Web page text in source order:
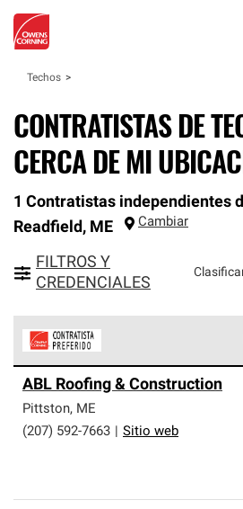
Techos
CONTRATISTAS DE
CERCA DE MI
1 Contratistas independientes
Readfield, ME Cambiar
FILTROS Y
CREDENCIALES
parte de una red exclusiva de
que cumplen con altos estándares
de profesionalismo y confiabilidad.
ABL Roofing & Construction
Pittston, ME
(207) 592-7663
Sitio web